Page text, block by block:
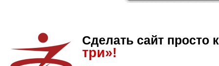
Сделать сайт просто
три»!